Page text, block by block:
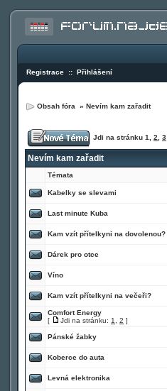
Registrace :: Přihlášení
Obsah fóra » Nevím kam zařadit
Jdi na stránku 1 2 3
Nevím kam zařadit
Témata
Kabelky se slevami
Last minute Kuba
Kam vzít přítelkyni na dovolenou?
Dárek pro otce
Víno
Kam vzít přítelkyni na večeři?
Comfort Energy
[
Jdi na stránku: 1 2 ]
Pánské žabky
Koberce do auta
Levná elektronika